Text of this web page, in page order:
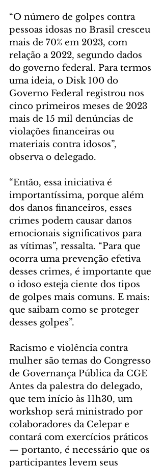
“O número de golpes contra
pessoas idosas no Brasil cresceu
mais de 70% em 2023, com
relação a 2022, segundo dados
do governo federal. Para termos
uma ideia, o Disk 100 do
Governo Federal registrou nos
cinco primeiros meses de 2023
mais de 15 mil denúncias de
violações financeiras ou
materiais contra idosos”,
observa o delegado.
“Então, essa iniciativa é
importantíssima, porque além
dos danos financeiros, esses
crimes podem causar danos
emocionais significativos para
as vítimas”, ressalta. “Para que
ocorra uma prevenção efetiva
desses crimes, é importante que
o idoso esteja ciente dos tipos
de golpes mais comuns. E mais:
que saibam como se proteger
desses golpes”.
Racismo e violência contra
mulher são temas do Congresso
de Governança Pública da CGE
Antes da palestra do delegado,
que tem início às 11h30, um
workshop será ministrado por
colaboradores da Celepar e
contará com exercícios práticos
— portanto, é necessário que os
participantes levem seus